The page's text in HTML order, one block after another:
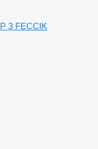
3 FECCIK